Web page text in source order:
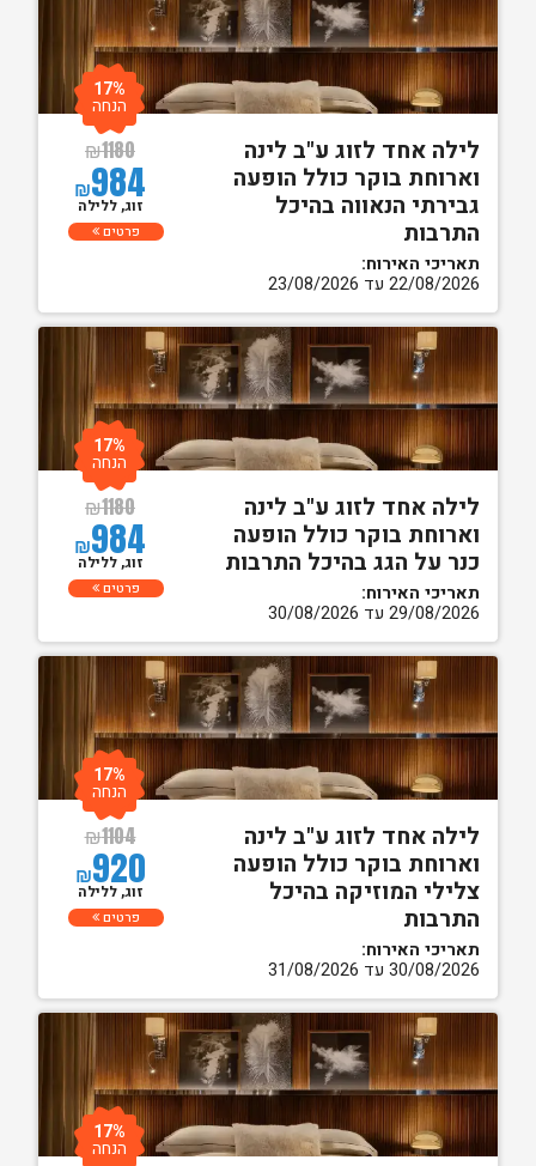
לילה אחד לזוג ע"ב לינה
וארוחת בוקר כולל הופעה
גבירתי הנאווה בהיכל
התרבות
תאריכי האירוח:
22/08/2026 עד 23/08/2026
₪1180
₪984
17%
הנחה
זוג, ללילה
פרטים
לילה אחד לזוג ע"ב לינה
וארוחת בוקר כולל הופעה
כנר על הגג בהיכל התרבות
תאריכי האירוח:
29/08/2026 עד 30/08/2026
₪1180
₪984
17%
הנחה
זוג, ללילה
פרטים
לילה אחד לזוג ע"ב לינה
וארוחת בוקר כולל הופעה
צלילי המוזיקה בהיכל
התרבות
תאריכי האירוח:
30/08/2026 עד 31/08/2026
₪1104
₪920
17%
הנחה
זוג, ללילה
פרטים
17%
הנחה